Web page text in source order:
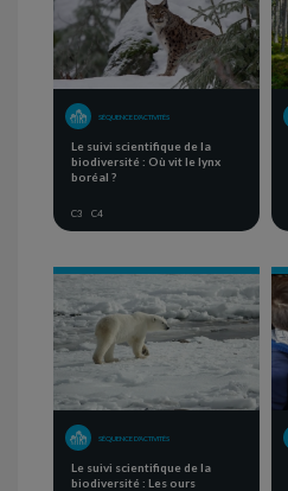
SÉQUENCE D'ACTIVITÉS
Le suivi scientifique de la
biodiversité : Où vit le lynx
boréal ?
C3 C4
SÉQUENCE D'ACTIVITÉS
Le suivi scientifique de la
biodiversité : Les ours